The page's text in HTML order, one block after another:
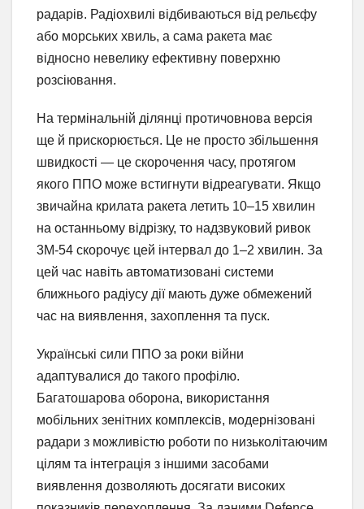
радарів. Радіохвилі відбиваються від рельєфу
або морських хвиль, а сама ракета має
відносно невелику ефективну поверхню
розсіювання.
На термінальній ділянці протичовнова версія
ще й прискорюється. Це не просто збільшення
швидкості — це скорочення часу, протягом
якого ППО може встигнути відреагувати. Якщо
звичайна крилата ракета летить 10–15 хвилин
на останньому відрізку, то надзвуковий ривок
3М-54 скорочує цей інтервал до 1–2 хвилин. За
цей час навіть автоматизовані системи
ближнього радіусу дії мають дуже обмежений
час на виявлення, захоплення та пуск.
Українські сили ППО за роки війни
адаптувалися до такого профілю.
Багатошарова оборона, використання
мобільних зенітних комплексів, модернізовані
радари з можливістю роботи по низьколітаючим
цілям та інтеграція з іншими засобами
виявлення дозволяють досягати високих